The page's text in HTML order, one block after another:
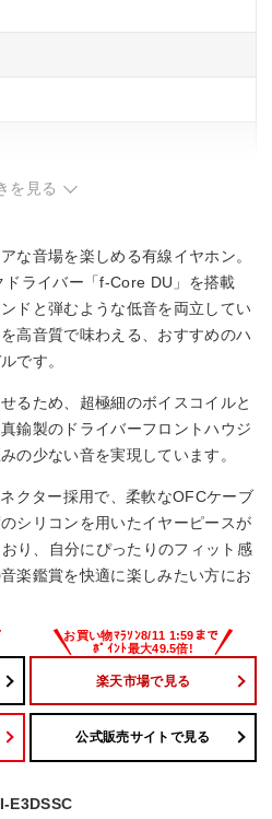
を見る
な音場を楽しめる有線イヤホン。
ライバー「f-Core DU」を搭載
ドと弾むような低音を両立してい
高音質で味わえる、おすすめのハ
です。
るため、超極細のボイスコイルと
鍮製のドライバーフロントハウジ
の少ない音を実現しています。
クター採用で、柔軟なOFCケーブ
シリコンを用いたイヤーピースが
り、自分にぴったりのフィット感
楽鑑賞を快適に楽しみたい方にお
楽天市場で見る
公式販売サイトで見る
E3DSSC